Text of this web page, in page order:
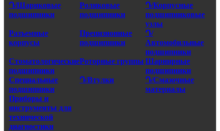
Դ/Шариковые
подшипники
Роликовые
подшипники
Դ/Корпусные
подшипниковые
узлы
Разъемные
корпусы
Прецизионные
подшипники
Դ/
Автомобильные
подшипники
Стоматологические
подшипники
Роторные группы Шарнирные
подшипники
Специальные
подшипники
Դ/Втулки
Դ/Смазочные
материалы
Приборы и
инструменты для
технической
диагностики